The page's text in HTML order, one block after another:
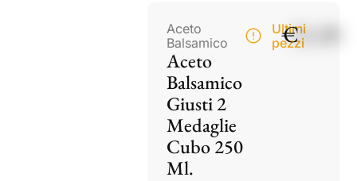
Aceto
Balsamico
Aceto
Balsamico
Giusti 2
Medaglie
Cubo 250
Ml.
Ultimi
pezzi
€21,00